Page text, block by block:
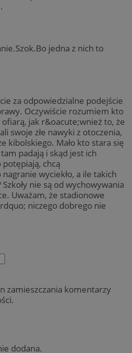
jedna z nich to
za odpowiedzialne podejście
Oczywiście rozumiem kto
jak r&oacute;wnież to, że
swoje złe nawyki z otoczenia,
kibolskiego. Mało kto stara się
padają i skąd jest ich
chcą
wyciekło, a ile takich
nie są od wychowywania
Uważam, że stadionowe
niczego dobrego nie
zamieszczania komentarzy
dodana.